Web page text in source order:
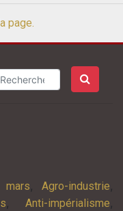
page.
, Agro-industrie,
,Anti-impérialisme,